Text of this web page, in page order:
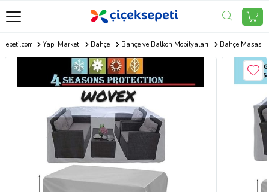
Yapı Market Bahçe Bahçe ve Balkon Mobilyaları Bahçe Masası